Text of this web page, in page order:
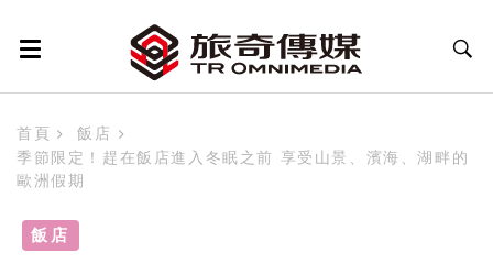
首頁
飯店
季節限定！趕在飯店進入冬眠之前 享受山景、濱海、湖畔的
歐洲假期
飯店